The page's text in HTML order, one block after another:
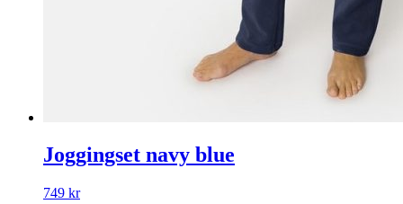
Joggingset navy blue
749 kr